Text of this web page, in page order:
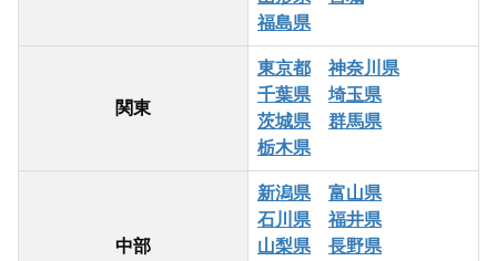
福島県
関東
東京都
神奈川県
千葉県
埼玉県
茨城県
群馬県
栃木県
中部
新潟県
富山県
石川県
福井県
山梨県
長野県